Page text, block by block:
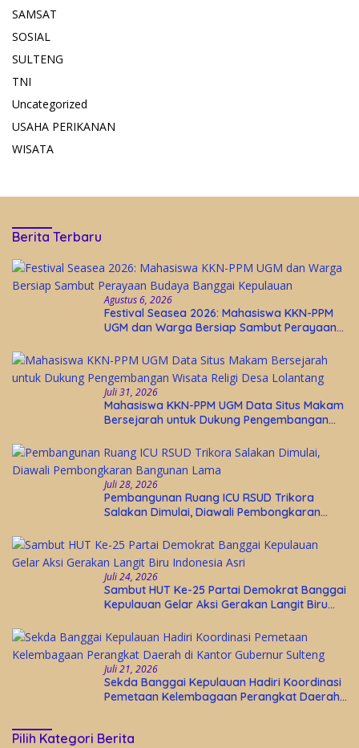
SAMSAT
SOSIAL
SULTENG
TNI
Uncategorized
USAHA PERIKANAN
WISATA
Berita Terbaru
Agustus 6, 2026
Festival Seasea 2026: Mahasiswa KKN-PPM
UGM dan Warga Bersiap Sambut Perayaan
Juli 31, 2026
Mahasiswa KKN-PPM UGM Data Situs Makam
Bersejarah untuk Dukung Pengembangan
Juli 28, 2026
Pembangunan Ruang ICU RSUD Trikora
Salakan Dimulai, Diawali Pembongkaran
Juli 24, 2026
Sambut HUT Ke-25 Partai Demokrat Banggai
Kepulauan Gelar Aksi Gerakan Langit Biru
Juli 21, 2026
Sekda Banggai Kepulauan Hadiri Koordinasi
Pemetaan Kelembagaan Perangkat Daerah
Pilih Kategori Berita